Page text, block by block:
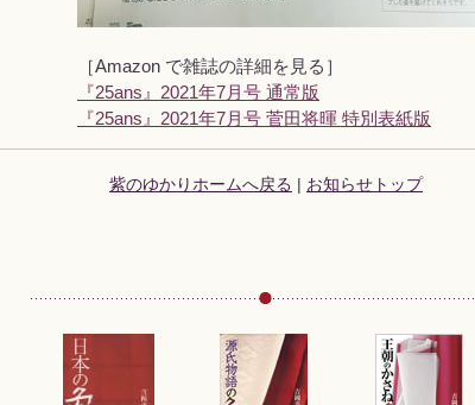
［Amazon で雑誌の詳細を見る］
『25ans』2021年7月号 通常版
『25ans』2021年7月号 菅田将暉 特別表紙版
紫のゆかりホームへ戻る | お知らせトップ